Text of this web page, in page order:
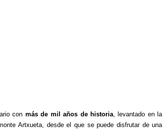
con más de mil años de historia, levantado en la
Artxueta, desde el que se puede disfrutar de una